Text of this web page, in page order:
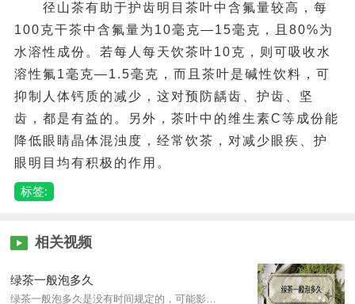
径山茶有助于护齿明目茶叶中含氟量较高，每
100克干茶中含氟量为10毫克—15毫克，且80%为
水溶性成份。若每人每天饮茶叶10克，则可吸收水
溶性氟1毫克—1.5毫克，而且茶叶是碱性饮料，可
抑制人体钙质的减少，这对预防龋齿、护齿、坚
齿，都是有益的。另外，茶叶中的维生素C等成份能
降低眼睛晶体混浊度，经常饮茶，对减少眼疾、护
眼明目均有积极的作用。
标签:
相关视频
绿茶一般泡多久